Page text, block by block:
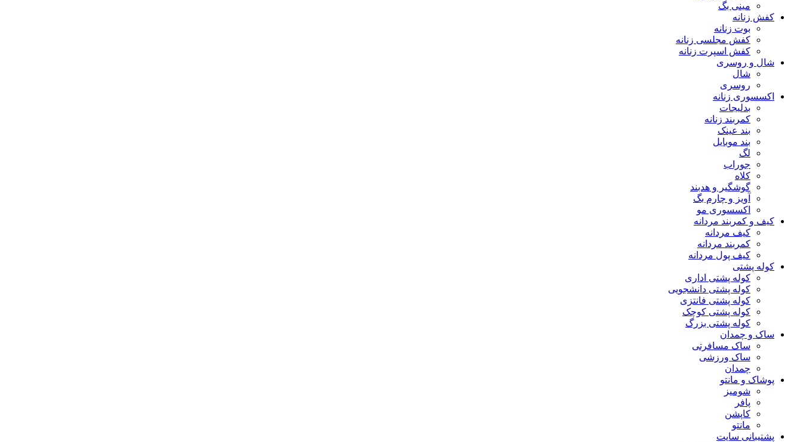
مینی بگ
کفش زنانه
بوت زنانه
کفش مجلسی زنانه
کفش اسپرت زنانه
شال و روسری
شال
روسری
اکسسوری زنانه
بدلیجات
کمربند زنانه
بند عینک
بند موبایل
لگ
جوراب
کلاه
گوشگیر و هدبند
آویز و چارم بگ
اکسسوری مو
کیف و کمربند مردانه
کیف مردانه
کمربند مردانه
کیف پول مردانه
کوله پشتی
کوله پشتی اداری
کوله پشتی دانشجویی
کوله پشتی فانتزی
کوله پشتی کوچک
کوله پشتی بزرگ
ساک و چمدان
ساک مسافرتی
ساک ورزشی
چمدان
پوشاک و مانتو
شومیز
پافر
کاپشن
مانتو
پشتیبانی سایت